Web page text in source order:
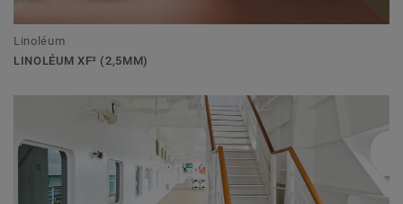
Linoléum
LINOLÉUM XF² (2,5MM)